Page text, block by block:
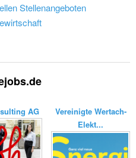
Stellenangeboten
AG
Vereinigte Wertach-
Elekt...